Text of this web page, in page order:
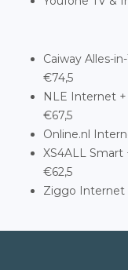
Caiway Alles-
€74,5
NLE Internet
€67,5
Online.nl
XS4ALL Smart
€62,5
Ziggo Internet